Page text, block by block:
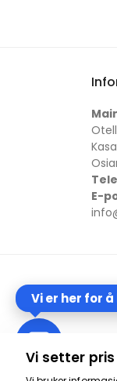
E-
Vi setter
Vi er her for